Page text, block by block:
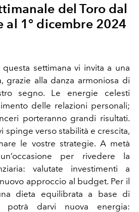
del Toro dal
al 1° dicembre 2024
settimana vi invita a una
grazie alla danza armoniosa di
segno. Le energie celesti
delle relazioni personali;
porteranno grandi risultati.
spinge verso stabilità e crescita,
le vostre strategie. A metà
per rivedere la
valutate investimenti a
approccio al budget. Per il
dieta equilibrata a base di
potrà darvi nuova energia: